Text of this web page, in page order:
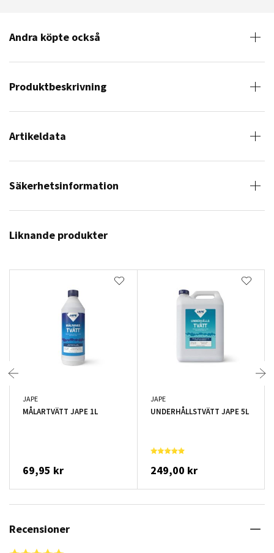
Andra köpte också
Produktbeskrivning
Artikeldata
Säkerhetsinformation
Liknande produkter
JAPE
MÅLARTVÄTT JAPE 1L
69,95 kr
JAPE
UNDERHÅLLSTVÄTT JAPE 5L
249,00 kr
Recensioner